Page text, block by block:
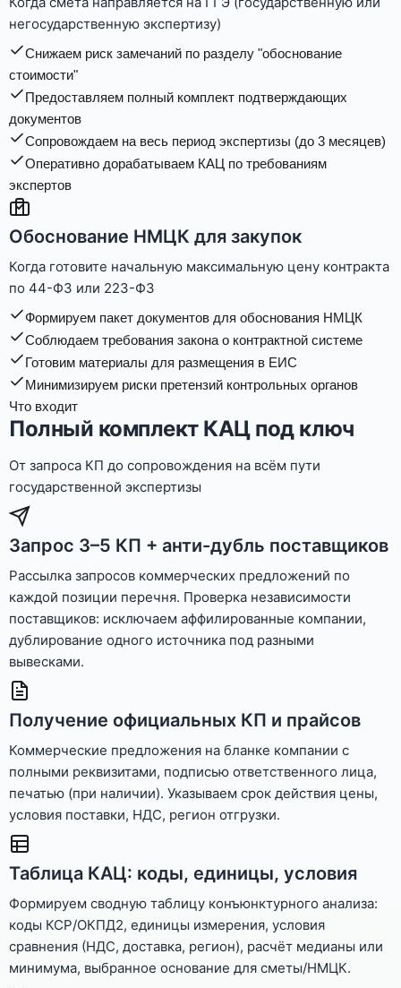
негосударственную экспертизу)
Снижаем риск замечаний по разделу "обоснование
стоимости"
Предоставляем полный комплект подтверждающих
документов
Сопровождаем на весь период экспертизы (до 3 месяцев)
Оперативно дорабатываем КАЦ по требованиям
экспертов
Обоснование НМЦК для закупок
Когда готовите начальную максимальную цену контракта
по 44-ФЗ или 223-ФЗ
Формируем пакет документов для обоснования НМЦК
Соблюдаем требования закона о контрактной системе
Готовим материалы для размещения в ЕИС
Минимизируем риски претензий контрольных органов
Что входит
Полный комплект КАЦ под ключ
От запроса КП до сопровождения на всём пути
государственной экспертизы
Запрос 3–5 КП + анти-дубль поставщиков
Рассылка запросов коммерческих предложений по
каждой позиции перечня. Проверка независимости
поставщиков: исключаем аффилированные компании,
дублирование одного источника под разными
вывесками.
Получение официальных КП и прайсов
Коммерческие предложения на бланке компании с
полными реквизитами, подписью ответственного лица,
печатью (при наличии). Указываем срок действия цены,
условия поставки, НДС, регион отгрузки.
Таблица КАЦ: коды, единицы, условия
Формируем сводную таблицу конъюнктурного анализа:
коды КСР/ОКПД2, единицы измерения, условия
сравнения (НДС, доставка, регион), расчёт медианы или
минимума, выбранное основание для сметы/НМЦК.